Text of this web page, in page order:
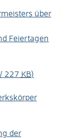
über
Feiertagen
227 KB)
der